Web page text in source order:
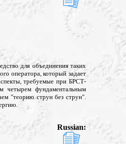
для объединения таких
оператора, который задает
требуемые при БРСТ-
четырем фундаментальным
"теорию струн без струн".
Russian: